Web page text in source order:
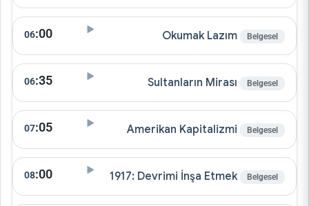
06:00 Okumak Lazım Belgesel
06:35 Sultanların Mirası Belgesel
07:05 Amerikan Kapitalizmi Belgesel
08:00 1917: Devrimi İnşa Etmek Belgesel